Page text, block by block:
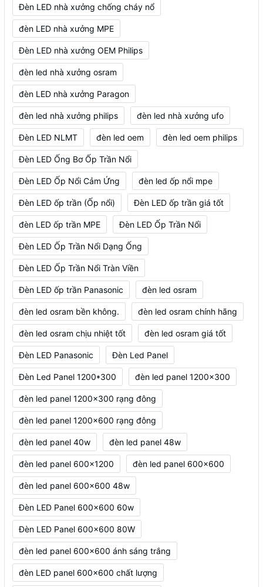
Đèn LED nhà xưởng chống cháy nổ
đèn LED nhà xưởng MPE
Đèn LED nhà xưởng OEM Philips
đèn led nhà xưởng osram
đèn LED nhà xưởng Paragon
đèn led nhà xưởng philips đèn led nhà xưởng ufo
Đèn LED NLMT đèn led oem đèn led oem philips
Đèn LED Ống Bơ Ốp Trần Nổi
Đèn LED Ốp Nổi Cảm Ứng đèn led ốp nổi mpe
Đèn LED ốp trần (Ốp nổi) Đèn LED ốp trần giá tốt
đèn LED ốp trần MPE Đèn LED Ốp Trần Nổi
Đèn LED Ốp Trần Nổi Dạng Ống
Đèn LED Ốp Trần Nổi Tràn Viền
Đèn LED ốp trần Panasonic đèn led osram
đèn led osram bền không. đèn led osram chính hãng
đèn led osram chịu nhiệt tốt đèn led osram giá tốt
Đèn LED Panasonic Đèn Led Panel
Đèn Led Panel 1200*300 đèn led panel 1200x300
đèn led panel 1200x300 rạng đông
đèn led panel 1200x600 rạng đông
đèn led panel 40w đèn led panel 48w
đèn led panel 600x1200 đèn led panel 600x600
đèn led panel 600x600 48w
Đèn LED Panel 600x600 60w
Đèn LED Panel 600x600 80W
đèn led panel 600x600 ánh sáng trắng
đèn LED panel 600x600 chất lượng